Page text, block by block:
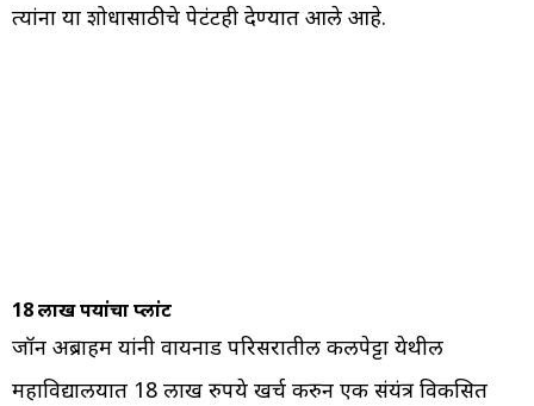
त्यांना या शोधासाठीचे पेटंटही देण्यात आले आहे.
18 लाख रुपयांचा प्लांट
जॉन अब्राहम यांनी वायनाड परिसरातील कलपेट्टा येथील
महाविद्यालयात 18 लाख रुपये खर्च करुन एक संयंत्र विकसित